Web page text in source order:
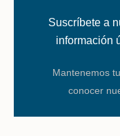
Suscríbete a
información
Mantenemos
conocer